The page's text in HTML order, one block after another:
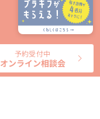
予約受付中
オンライン相談会